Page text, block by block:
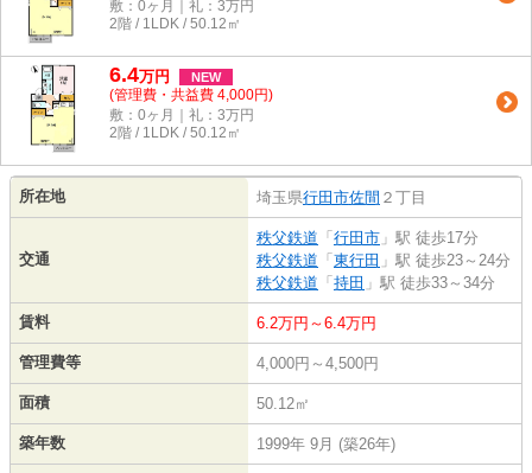
敷：0ヶ月｜礼：3万円
2階 / 1LDK / 50.12㎡
6.4万円 NEW
(管理費・共益費 4,000円)
敷：0ヶ月｜礼：3万円
2階 / 1LDK / 50.12㎡
所在地 埼玉県行田市佐間 ２丁目
交通
秩父鉄道 「 行田市 」駅 徒歩17分
秩父鉄道 「 東行田 」駅 徒歩23～24分
秩父鉄道 「 持田 」駅 徒歩33～34分
賃料 6.2万円～6.4万円
管理費等 4,000円～4,500円
面積 50.12㎡
築年数 1999年 9月 (築26年)